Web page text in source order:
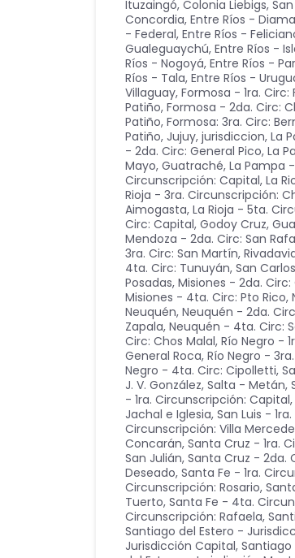
Ituzaingó, Colonia Liebigs,
Concordia, Entre Ríos -
- Federal, Entre Ríos -
Gualeguaychú, Entre Ríos -
Ríos - Nogoyá, Entre Ríos -
Ríos - Tala, Entre Ríos -
Villaguay, Formosa - 1ra. Circ:
Patiño, Formosa - 2da. Circ:
Patiño, Formosa: 3ra. Circ:
Patiño, Jujuy, jurisdiccion, La
- 2da. Circ: General Pico, La
Mayo, Guatraché, La Pampa
Circunscripción: Capital, La
Rioja - 3ra. Circunscripción:
Aimogasta, La Rioja - 5ta.
Circ: Capital, Godoy Cruz,
Mendoza - 2da. Circ: San
3ra. Circ: San Martín,
4ta. Circ: Tunuyán, San
Posadas, Misiones - 2da. Circ:
Misiones - 4ta. Circ: Pto Rico,
Neuquén, Neuquén - 2da.
Zapala, Neuquén - 4ta. Circ:
Circ: Chos Malal, Río Negro -
General Roca, Río Negro -
Negro - 4ta. Circ: Cipolletti,
J. V. González, Salta - Metán,
- 1ra. Circunscripción: Capital,
Jachal e Iglesia, San Luis -
Circunscripción: Villa
Concarán, Santa Cruz - 1ra.
San Julián, Santa Cruz - 2da.
Deseado, Santa Fe - 1ra.
Circunscripción: Rosario,
Tuerto, Santa Fe - 4ta.
Circunscripción: Rafaela,
Santiago del Estero -
Jurisdicción Capital, Santiago